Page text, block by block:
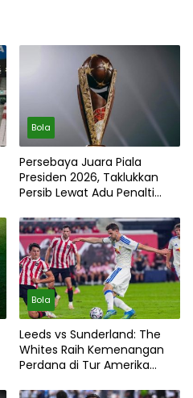
Bola
Persebaya Juara Piala
Presiden 2026, Taklukkan
Persib Lewat Adu Penalti
Bola
Leeds vs Sunderland: The
Whites Raih Kemenangan
Perdana di Tur Amerika